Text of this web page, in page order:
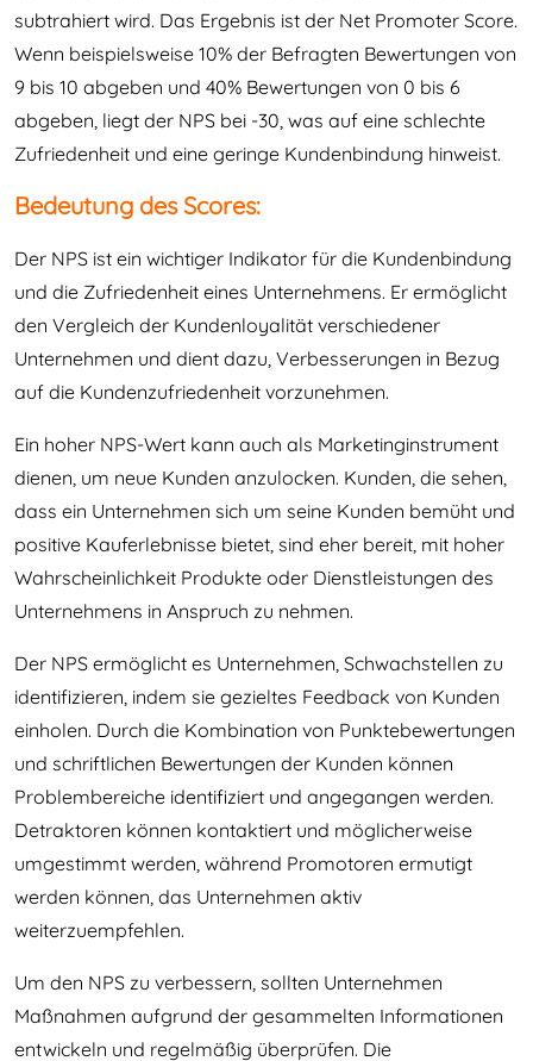
subtrahiert wird. Das Ergebnis ist der Net Promoter Score.
Wenn beispielsweise 10% der Befragten Bewertungen von
9 bis 10 abgeben und 40% Bewertungen von 0 bis 6
abgeben, liegt der NPS bei -30, was auf eine schlechte
Zufriedenheit und eine geringe Kundenbindung hinweist.
Bedeutung des Scores:
Der NPS ist ein wichtiger Indikator für die Kundenbindung
und die Zufriedenheit eines Unternehmens. Er ermöglicht
den Vergleich der Kundenloyalität verschiedener
Unternehmen und dient dazu, Verbesserungen in Bezug
auf die Kundenzufriedenheit vorzunehmen.
Ein hoher NPS-Wert kann auch als Marketinginstrument
dienen, um neue Kunden anzulocken. Kunden, die sehen,
dass ein Unternehmen sich um seine Kunden bemüht und
positive Kauferlebnisse bietet, sind eher bereit, mit hoher
Wahrscheinlichkeit Produkte oder Dienstleistungen des
Unternehmens in Anspruch zu nehmen.
Der NPS ermöglicht es Unternehmen, Schwachstellen zu
identifizieren, indem sie gezieltes Feedback von Kunden
einholen. Durch die Kombination von Punktebewertungen
und schriftlichen Bewertungen der Kunden können
Problembereiche identifiziert und angegangen werden.
Detraktoren können kontaktiert und möglicherweise
umgestimmt werden, während Promotoren ermutigt
werden können, das Unternehmen aktiv
weiterzuempfehlen.
Um den NPS zu verbessern, sollten Unternehmen
Maßnahmen aufgrund der gesammelten Informationen
entwickeln und regelmäßig überprüfen. Die